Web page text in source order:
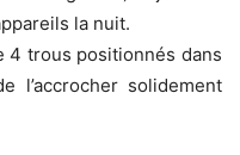
la nuit.
4 trous positionnés dans
l’accrocher solidement